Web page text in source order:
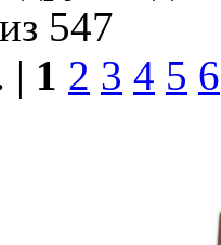
547
| 1 2 3 4 5 6